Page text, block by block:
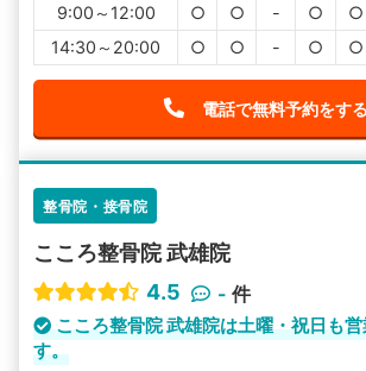
9:00～12:00
○ ○ - ○ ○
14:30～20:00
○ ○ - ○ ○
電話で無料予約をする
整骨院・接骨院
こころ整骨院 武雄院
4.5
- 件
こころ整骨院 武雄院は土曜・祝日も
す。